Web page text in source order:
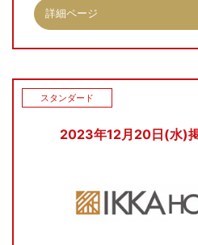
詳細ページ
2023年12月20日(水)
スタンダード